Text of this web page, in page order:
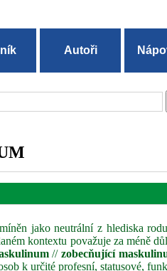
Autoři
jako neutrální z hlediska
kontextu považuje za méně
//zobecňující
k určité profesní, statusové,